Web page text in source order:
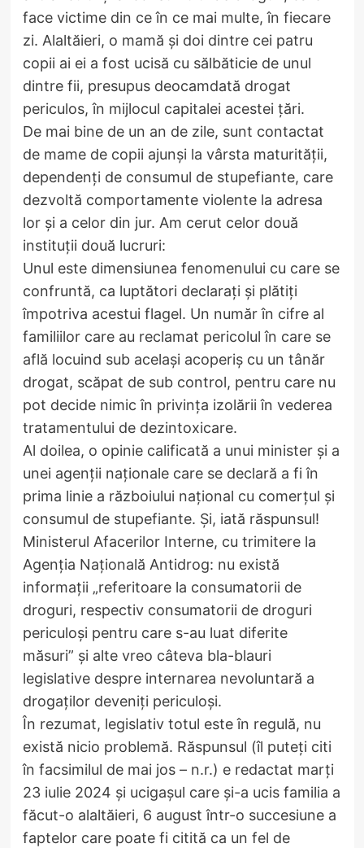
face victime din ce în ce mai multe, în fiecare
zi. Alaltăieri, o mamă și doi dintre cei patru
copii ai ei a fost ucisă cu sălbăticie de unul
dintre fii, presupus deocamdată drogat
periculos, în mijlocul capitalei acestei țări.
De mai bine de un an de zile, sunt contactat
de mame de copii ajunși la vârsta maturității,
dependenți de consumul de stupefiante, care
dezvoltă comportamente violente la adresa
lor și a celor din jur. Am cerut celor două
instituții două lucruri:
Unul este dimensiunea fenomenului cu care se
confruntă, ca luptători declarați și plătiți
împotriva acestui flagel. Un număr în cifre al
familiilor care au reclamat pericolul în care se
află locuind sub același acoperiș cu un tânăr
drogat, scăpat de sub control, pentru care nu
pot decide nimic în privința izolării în vederea
tratamentului de dezintoxicare.
Al doilea, o opinie calificată a unui minister și a
unei agenții naționale care se declară a fi în
prima linie a războiului național cu comerțul și
consumul de stupefiante. Și, iată răspunsul!
Ministerul Afacerilor Interne, cu trimitere la
Agenția Națională Antidrog: nu există
informații „referitoare la consumatorii de
droguri, respectiv consumatorii de droguri
periculoși pentru care s-au luat diferite
măsuri” și alte vreo câteva bla-blauri
legislative despre internarea nevoluntară a
drogaților deveniți periculoși.
În rezumat, legislativ totul este în regulă, nu
există nicio problemă. Răspunsul (îl puteți citi
în facsimilul de mai jos – n.r.) e redactat marți
23 iulie 2024 și ucigașul care și-a ucis familia a
făcut-o alaltăieri, 6 august într-o succesiune a
faptelor care poate fi citită ca un fel de